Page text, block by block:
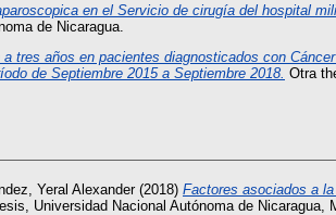
en el Servicio de cirugía del hospital
de Nicaragua.
tres años en pacientes diagnosticados con
de Septiembre 2015 a Septiembre 2018. Otra
Yeral Alexander(2018) Factores asociados a
Universidad Nacional Autónoma de Nicaragua,